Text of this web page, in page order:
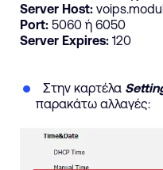
Server Host: voips.
Port: 5060 ή 6050
Server Expires: 120
Στην καρτέλα
παρακάτω αλλαγές: